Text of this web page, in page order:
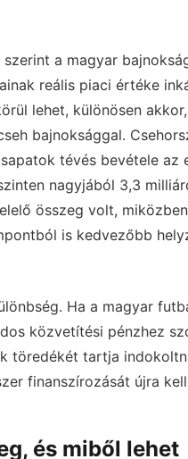
szerint a magyar
reális piaci értéke
lehet, különösen
bajnoksággal.
tévés bevétele az
nagyjából 3,3
összeg volt,
is kedvezőbb
Ha a magyar
közvetítési pénzhez
töredékét tartja
finanszírozását újra
és miből lehet